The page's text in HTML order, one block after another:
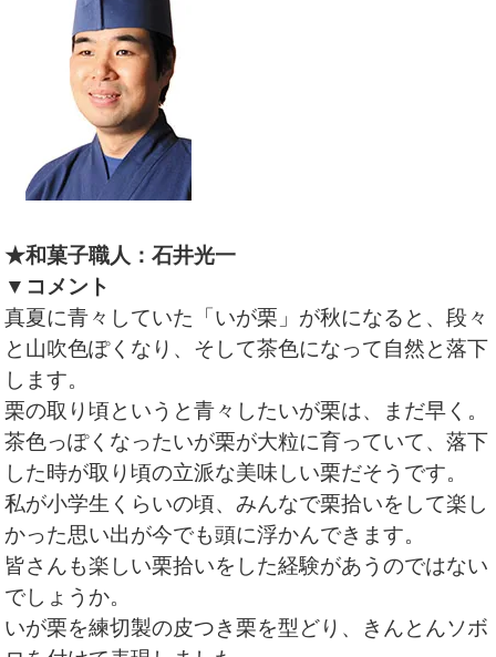
★和菓子職人：石井光一
▼コメント
真夏に青々していた「いが栗」が秋になると、段々
と山吹色ぽくなり、そして茶色になって自然と落下
します。
栗の取り頃というと青々したいが栗は、まだ早く。
茶色っぽくなったいが栗が大粒に育っていて、落下
した時が取り頃の立派な美味しい栗だそうです。
私が小学生くらいの頃、みんなで栗拾いをして楽し
かった思い出が今でも頭に浮かんできます。
皆さんも楽しい栗拾いをした経験があうのではない
でしょうか。
いが栗を練切製の皮つき栗を型どり、きんとんソボ